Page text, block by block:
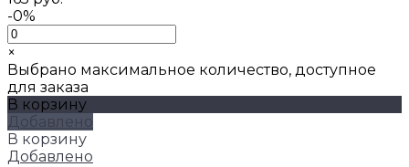
-0%
×
Выбрано максимальное количество, доступное
для заказа
В корзину
Добавлено
В корзину
Добавлено